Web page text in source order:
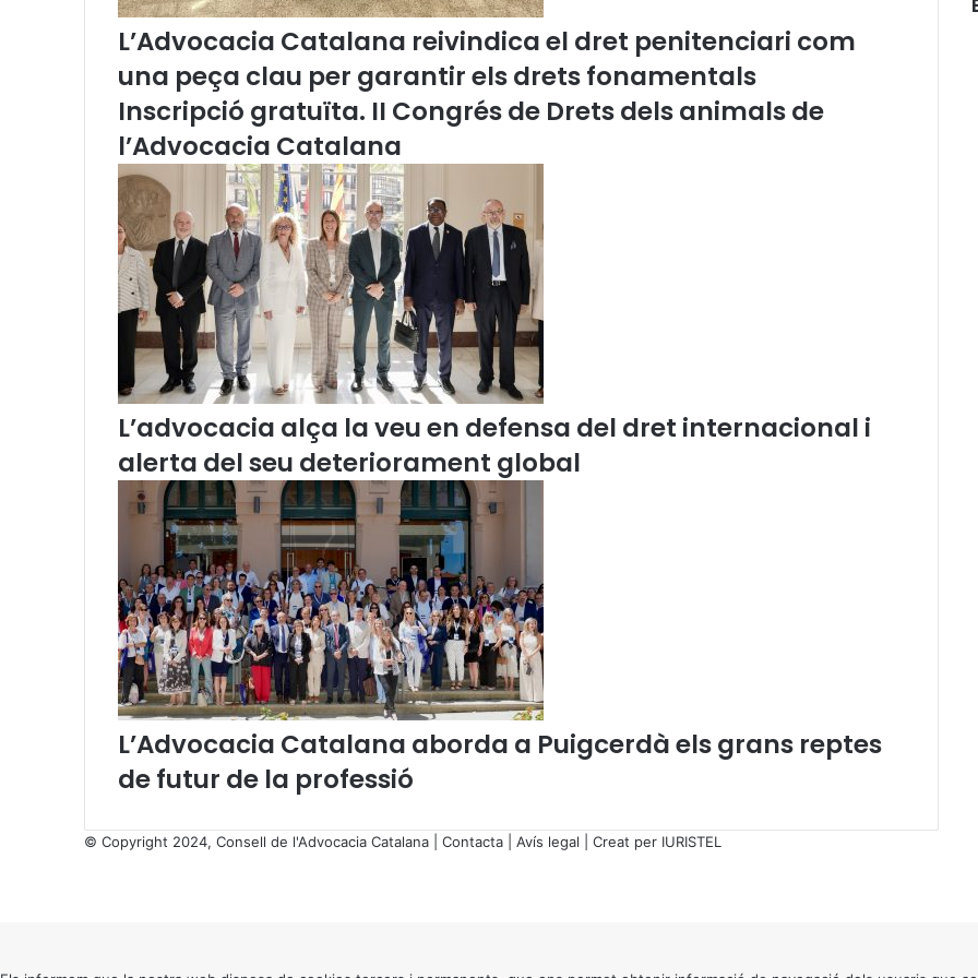
'
A
v
o
a
c
a
C
a
t
a
l
a
n
a
r
e
a
a
t
a
i
e
x
c
o
n
e
d
e
J
u
s
t
í
C
L’Advocacia Catalana reivindica el dret penitenciari com
una peça clau per garantir els drets fonamentals
Inscripció gratuïta. II Congrés de Drets dels animals de
l’Advocacia Catalana
L’advocacia alça la veu en defensa del dret internacional i
alerta del seu deteriorament global
L’Advocacia Catalana aborda a Puigcerdà els grans reptes
de futur de la professió
© Copyright 2024, Consell de l'Advocacia Catalana | Contacta Avís legal | Creat per IURISTEL